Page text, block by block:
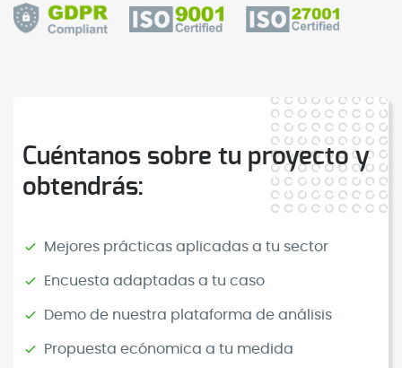
Cuéntanos sobre tu proyecto y
obtendrás:
Mejores prácticas aplicadas a tu sector
Encuesta adaptadas a tu caso
Demo de nuestra plataforma de análisis
Propuesta ecónomica a tu medida